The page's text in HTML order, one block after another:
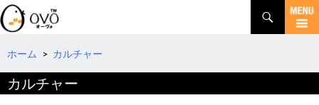
検
索
コ
テ
ツ
へ
ホーム > カルチャー
カルチャー